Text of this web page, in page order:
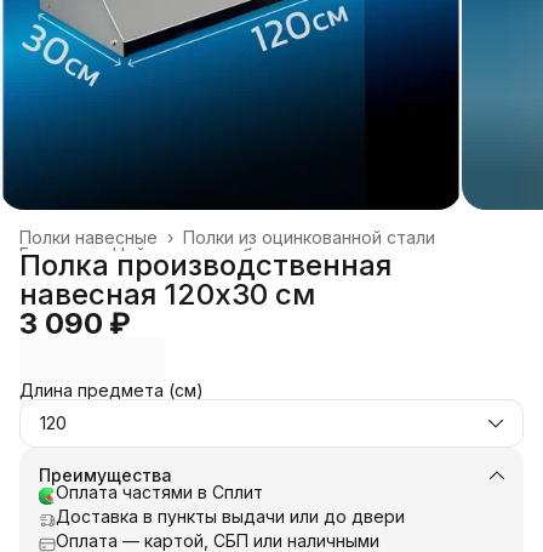
Полки из оцинкованной стали
Полки навесные ›
Нейтральное оборудование
Главная
Полка производственная
навесная 120х30 см
3 090 ₽
Длина предмета (см)
120
Преимущества
Оплата частями в Сплит
Доставка в пункты выдачи или до двери
Оплата — картой, СБП или наличными